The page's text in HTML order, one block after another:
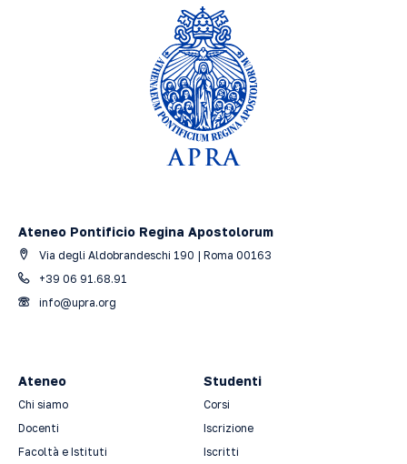
Ateneo Pontificio Regina Apostolorum
Via degli Aldobrandeschi 190 | Roma 00163
+39 06 91.68.91
info@upra.org
Ateneo
Chi siamo
Docenti
Facoltà e Istituti
Studenti
Corsi
Iscrizione
Iscritti